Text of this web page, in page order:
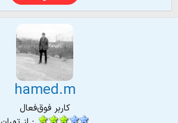
hamed.m
کاربر فوق‌فعال